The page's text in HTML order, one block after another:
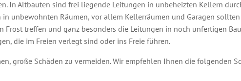
In Altbauten sind frei liegende Leitungen in unbeheizten Kellern
in unbewohnten Räumen, vor allem Kellerräumen und Garagen
Frost treffen und ganz besonders die Leitungen in noch unfertigen
die im Freien verlegt sind oder ins Freie führen.
große Schäden zu vermeiden. Wir empfehlen Ihnen die folgenden